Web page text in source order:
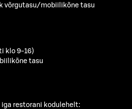
võrgutasu/mobiilikõne tasu
klo 9-16)
tasu
restorani kodulehelt: